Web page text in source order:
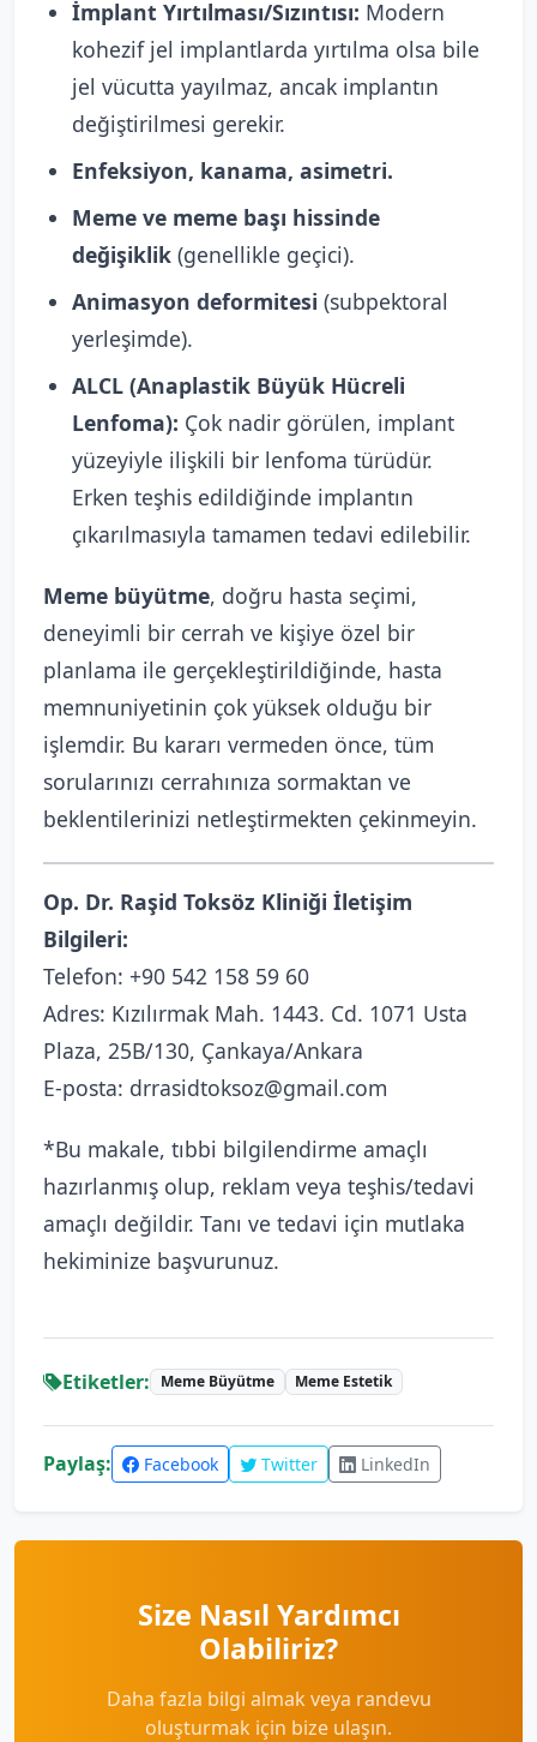
İmplant Yırtılması/Sızıntısı: Modern
kohezif jel implantlarda yırtılma olsa bile
jel vücutta yayılmaz, ancak implantın
değiştirilmesi gerekir.
Enfeksiyon, kanama, asimetri.
Meme ve meme başı hissinde
değişiklik (genellikle geçici).
Animasyon deformitesi (subpektoral
yerleşimde).
ALCL (Anaplastik Büyük Hücreli
Lenfoma): Çok nadir görülen, implant
yüzeyiyle ilişkili bir lenfoma türüdür.
Erken teşhis edildiğinde implantın
çıkarılmasıyla tamamen tedavi edilebilir.
Meme büyütme, doğru hasta seçimi,
deneyimli bir cerrah ve kişiye özel bir
planlama ile gerçekleştirildiğinde, hasta
memnuniyetinin çok yüksek olduğu bir
işlemdir. Bu kararı vermeden önce, tüm
sorularınızı cerrahınıza sormaktan ve
beklentilerinizi netleştirmekten çekinmeyin.
Op. Dr. Raşid Toksöz Kliniği İletişim
Bilgileri:
Telefon: +90 542 158 59 60
Adres: Kızılırmak Mah. 1443. Cd. 1071 Usta
Plaza, 25B/130, Çankaya/Ankara
E-posta: drrasidtoksoz@gmail.com
*Bu makale, tıbbi bilgilendirme amaçlı
hazırlanmış olup, reklam veya teşhis/tedavi
amaçlı değildir. Tanı ve tedavi için mutlaka
hekiminize başvurunuz.
Etiketler: Meme Büyütme Meme Estetik
Paylaş: Facebook Twitter LinkedIn
Size Nasıl Yardımcı
Olabiliriz?
Daha fazla bilgi almak veya randevu
oluşturmak için bize ulaşın.